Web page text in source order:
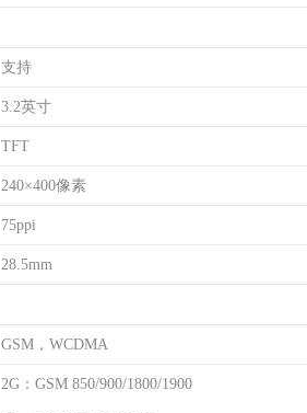
支持
3.2英寸
TFT
240×400像素
75ppi
28.5mm
GSM，WCDMA
2G：GSM 850/900/1800/1900